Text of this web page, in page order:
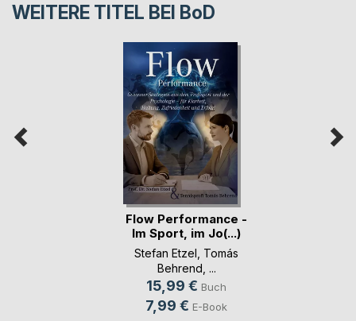
WEITERE TITEL BEI BoD
Flow Performance -
Im Sport, im Jo(...)
Stefan Etzel Tomás
Behrend , ...
15,99 € Buch
7,99 € E-Book